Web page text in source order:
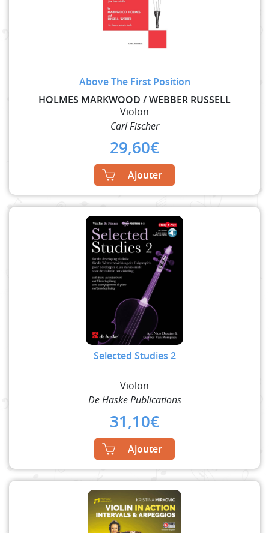
Above The First Position
HOLMES MARKWOOD / WEBBER RUSSELL
Violon
Carl Fischer
29,60€
Ajouter
Selected Studies 2
Violon
De Haske Publications
31,10€
Ajouter